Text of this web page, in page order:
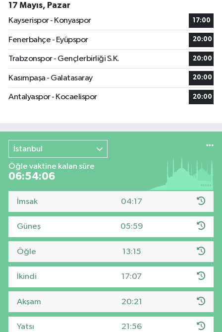
17 Mayıs, Pazar
Kayserispor - Konyaspor
17:00
Fenerbahçe - Eyüpspor 20:00
Trabzonspor - Gençlerbirliği S.K. 20:00
Kasımpaşa - Galatasaray 20:00
Antalyaspor - Kocaelispor 20:00
İstanbul
Öğle vaktine kalan süre
06:54:06
İmsak 04:17
Güneş 05:59
Öğle 13:15
İkindi 17:07
Akşam 20:21
Yatsı 21:56